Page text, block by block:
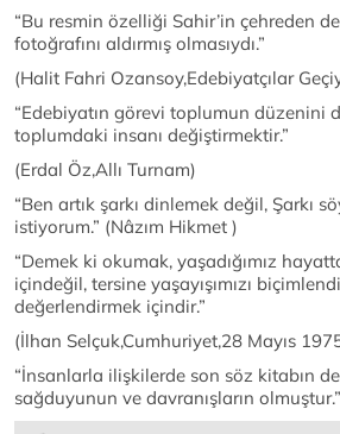
“Bu resmin özelliği Sahir’in çehreden
fotoğrafını aldırmış olmasıydı.”
(Halit Fahri Ozansoy,Edebiyatçılar
“Edebiyatın görevi toplumun düzenini
toplumdaki insanı değiştirmektir.”
(Erdal Öz,Allı Turnam)
“Ben artık şarkı dinlemek değil, Şarkı
istiyorum.” (Nâzım Hikmet )
“Demek ki okumak, yaşadığımız
içindeğil, tersine yaşayışımızı
değerlendirmek içindir.”
(İlhan Selçuk,Cumhuriyet,28 Mayıs
“İnsanlarla ilişkilerde son söz kitabın
sağduyunun ve davranışların olmuştur.”